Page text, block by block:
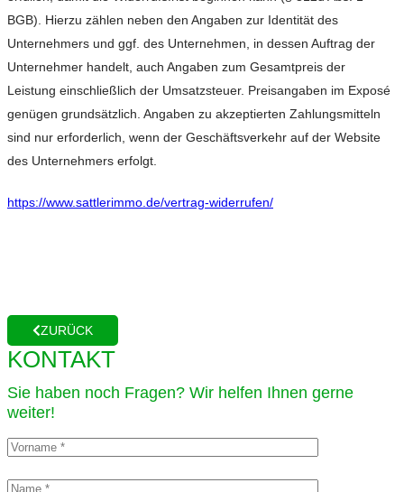
BGB). Hierzu zählen neben den Angaben zur Identität des
Unternehmers und ggf. des Unternehmen, in dessen Auftrag der
Unternehmer handelt, auch Angaben zum Gesamtpreis der
Leistung einschließlich der Umsatzsteuer. Preisangaben im Exposé
genügen grundsätzlich. Angaben zu akzeptierten Zahlungsmitteln
sind nur erforderlich, wenn der Geschäftsverkehr auf der Website
des Unternehmers erfolgt.
https://www.sattlerimmo.de/vertrag-widerrufen/
ZURÜCK
KONTAKT
Sie haben noch Fragen? Wir helfen Ihnen gerne
weiter!​